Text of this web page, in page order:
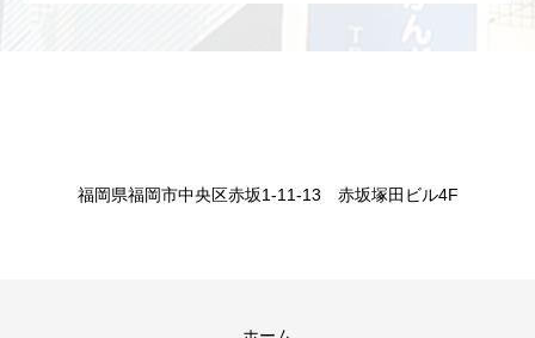
福岡県福岡市中央区赤坂1-11-13 赤坂塚田ビル4F